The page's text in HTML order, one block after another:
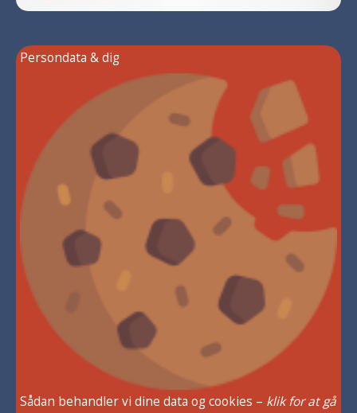
Persondata & dig
Sådan behandler vi dine data og cookies – klik for at gå